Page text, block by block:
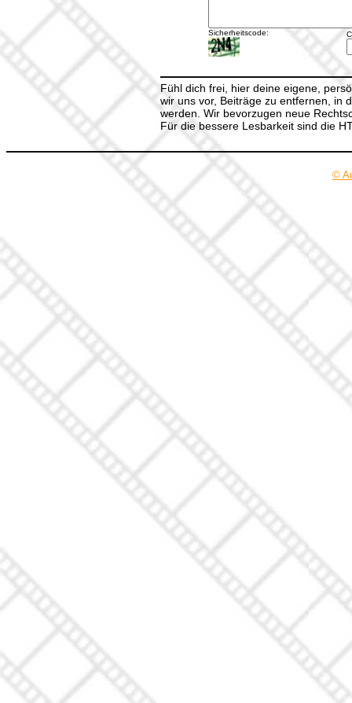
Sicherheitscode:
Fühl dich frei, hier deine eigene,
wir uns vor, Beiträge zu entfernen, in
werden. Wir bevorzugen neue
Für die bessere Lesbarkeit sind die
©